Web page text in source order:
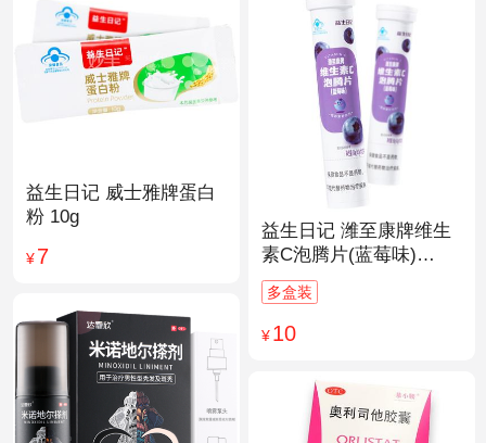
益生日记 威士雅牌蛋白
粉 10g
¥7
益生日记 潍至康牌维生
素C泡腾片(蓝莓味)
4.0g*20片
多盒装
¥10